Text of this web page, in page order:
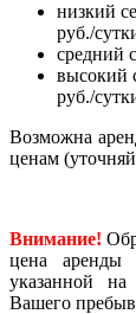
низкий
руб./
средний
высокий
руб./
Возможна
ценам
Внимание!
цена аренды
указанной
Вашего